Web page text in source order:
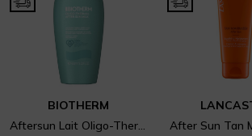
BIOTHERM
Aftersun Lait Oligo-Therm
After Sun Tan